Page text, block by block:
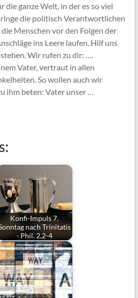
die ganze Welt, in der es so viel
die politisch Verantwortlichen
Menschen vor den Folgen der
ins Leere laufen. Hilf uns
Wir rufen zu dir: ….
Vater, vertraut in allen
So wollen auch wir
ihm beten: Vater unser …
Konfi-Impuls 7.
nach Trinitatis
- Phil. 2,2-4